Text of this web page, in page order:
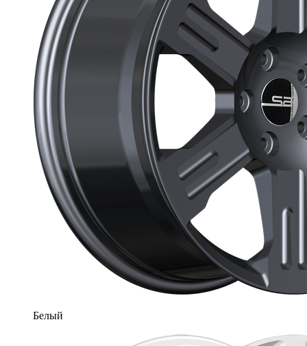
Белый